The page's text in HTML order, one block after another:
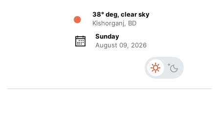
38° deg, clear sky
Kishorganj, BD
Sunday
August 09, 2026